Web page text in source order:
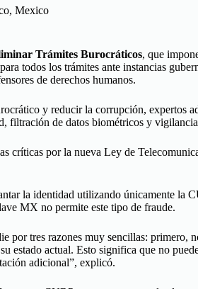
, Mexico
Trámites Burocráticos, que
todos los trámites ante instancias
de derechos humanos.
y reducir la corrupción, expertos
filtración de datos biométricos y vigilancia
críticas por la nueva Ley de
la identidad utilizando únicamente la
MX no permite este tipo de fraude.
por tres razones muy sencillas: primero,
estado actual. Esto significa que no
adicional”, explicó.